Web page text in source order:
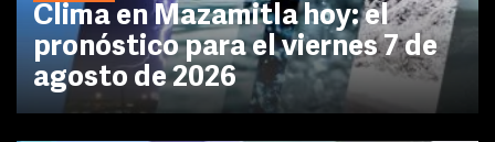
Clima en Mazamitla hoy: el
pronóstico para el viernes 7 de
agosto de 2026